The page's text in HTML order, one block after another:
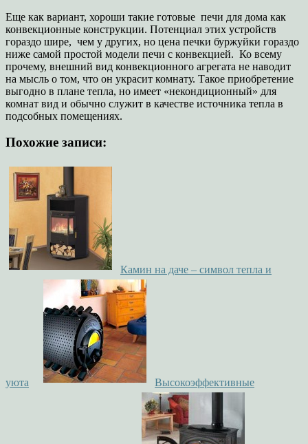
Еще как вариант, хороши такие готовые печи для дома как
конвекционные конструкции. Потенциал этих устройств
гораздо шире, чем у других, но цена печки буржуйки гораздо
ниже самой простой модели печи с конвекцией. Ко всему
прочему, внешний вид конвекционного агрегата не наводит
на мысль о том, что он украсит комнату. Такое приобретение
выгодно в плане тепла, но имеет «некондиционный» для
комнат вид и обычно служит в качестве источника тепла в
подсобных помещениях.
Похожие записи:
Камин на даче – символ тепла и
уюта Высокоэффективные